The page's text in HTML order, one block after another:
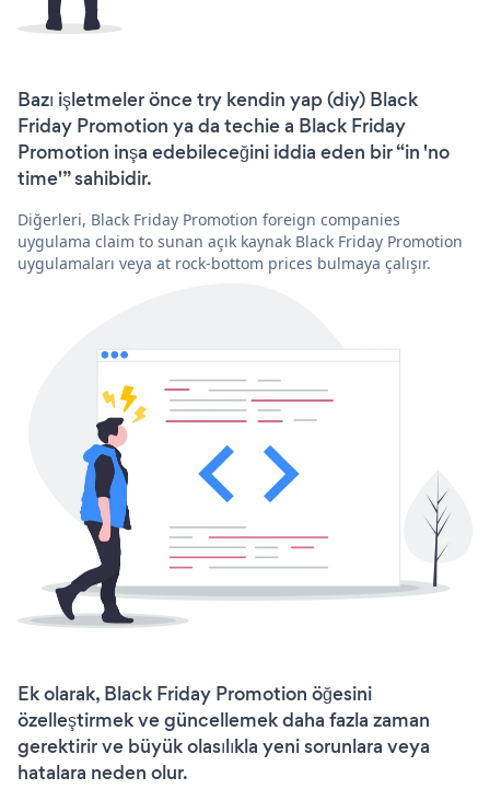
Bazı işletmeler önce try kendin yap (diy) Black
Friday Promotion ya da techie a Black Friday
Promotion inşa edebileceğini iddia eden bir “in 'no
time'” sahibidir.
Diğerleri, Black Friday Promotion foreign companies
uygulama claim to sunan açık kaynak Black Friday Promotion
uygulamaları veya at rock-bottom prices bulmaya çalışır.
Ek olarak, Black Friday Promotion öğesini
özelleştirmek ve güncellemek daha fazla zaman
gerektirir ve büyük olasılıkla yeni sorunlara veya
hatalara neden olur.